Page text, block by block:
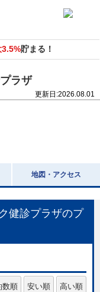
3.5%貯まる！
ラザ
更新日:2026.08.01
地図・アクセス
健診プラザのプ
数順 安い順 高い順